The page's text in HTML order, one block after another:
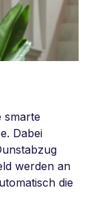
smarte
Dabei
werden an
die